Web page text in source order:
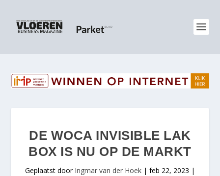
DE WOCA INVISIBLE LAK
BOX IS NU OP DE MARKT
Geplaatst door Ingmar van der Hoek | feb 22, 2023 |